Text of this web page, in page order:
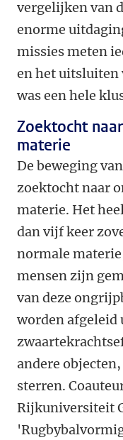
vergelijken van
enorme
missies meten
en het uitsluiten
was een hele
Zoektocht
materie
De beweging
zoektocht naar
materie. Het
dan vijf keer
normale
mensen zijn
van deze
worden afgeleid
andere
sterren.
Rijkuniversiteit